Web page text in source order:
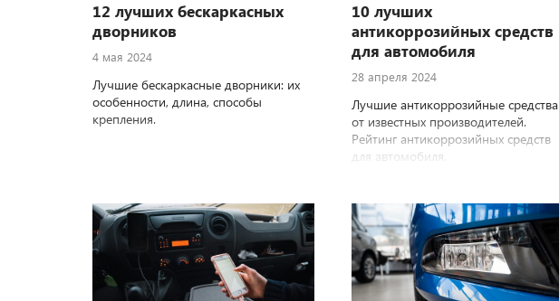
12 лучших бескаркасных
дворников
4 мая 2024
Лучшие бескаркасные дворники: их
особенности, длина, способы
крепления.
10 лучших
антикоррозийных средств
для автомобиля
28 апреля 2024
Лучшие антикоррозийные средства
от известных производителей.
Рейтинг антикоррозийных средств
для автомобиля.